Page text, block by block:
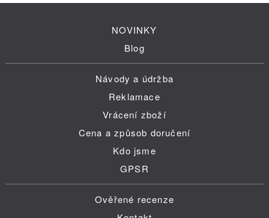
NOVINKY
Blog
Návody a údržba
Reklamace
Vrácení zboží
Cena a způsob doručení
Kdo jsme
GPSR
Ověřené recenze